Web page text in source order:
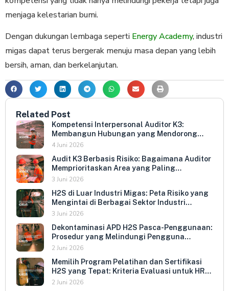
menjaga kelestarian bumi.
Dengan dukungan lembaga seperti Energy Academy, industri
migas dapat terus bergerak menuju masa depan yang lebih
bersih, aman, dan berkelanjutan.
Related Post
Kompetensi Interpersonal Auditor K3:
Membangun Hubungan yang Mendorong
Keterbukaan dan Kepatuhan Sukarela
4 Juni 2026
Audit K3 Berbasis Risiko: Bagaimana Auditor
Memprioritaskan Area yang Paling
Menentukan Kepatuhan Perusahaan
3 Juni 2026
H2S di Luar Industri Migas: Peta Risiko yang
Mengintai di Berbagai Sektor Industri
Indonesia
3 Juni 2026
Dekontaminasi APD H2S Pasca-Penggunaan:
Prosedur yang Melindungi Pengguna
Berikutnya dan Memperpanjang Umur
2 Juni 2026
Memilih Program Pelatihan dan Sertifikasi
H2S yang Tepat: Kriteria Evaluasi untuk HR
dan HSE Manager
2 Juni 2026